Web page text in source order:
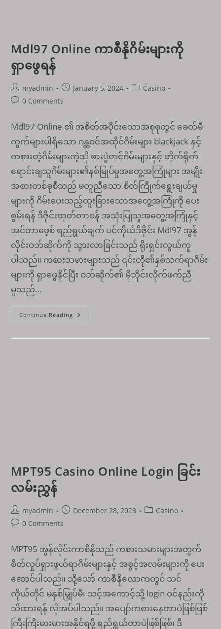
Mdl97 Online ကာစီနိုဂိမ်းများကို
ရှာဖွေရန်
Post
author:
myadmin
Post
published:
January 5, 2024
PostCasino
Post0 Comments
Mdl97 Online ၏ အစိတ်အပိုင်းသောအစုစုတွင် ခေတ်မီ
ကွက်များပါရှိသော ဂန္တဝင်အထိုင်ဂိမ်းများ blackjack နှင့်
ကစားတဲ့ဂိမ်းများကဲ့သို စားပွဲတင်ဂိမ်းများနှင့် တိုက်ရိုက်
ရောင်းချသူဂိမ်းများ၏နစ်မြုပ်မှုအတွေ့အကြုံများ အမျိုး
အစားတစ်ခုစီသည် မတူညီသော စိတ်ကြိုက်ရွေးချယ်မှု
များကို ဂိမ်းပေးသည့်ထူးခြားသောအတွေ့အကြုံကို ပေး
စွမ်းရန် ဒီဇိုင်းထုတ်တာဝန် အသုံးပြုသူအတွေ့အကြုံနှင့်
အင်တာဖေ့စ် ရည်ရွယ်ချက် ပင်ကိုယ်ဒီဇိုင်း Mdl97 အွန်
လိုင်းဝဘ်ဆိုက်ကို သွားလာခြင်းသည် ရိုးရှင်းလွယ်ကူ
ပါသည်။ ကစားသမားများသည် ၎င်းတို၏နှစ်သက်ရာဂိမ်း
များကို ရှာဖွေနိုင်ပြီး ဝဘ်ဆိုက်၏ မိုဘိုင်းလိုက်ဖက်ညီ
မှုသည်…
Continue Reading Mdl97
Online
MPT95 Casino Online Login ခြင်း
လမ်းညွှန်
Post
author:
myadmin
Post
published:
December 28, 2023
PostCasino
Post0 Comments
MPT95 အွန်လိုင်းကာစီနိုသည် ကစားသမားများအတွက်
စိတ်လှုပ်ရှားဖွယ်ရာဂိမ်းများနှင့် အခွင့်အလမ်းများကို ပေး
ဆောင်ပါသည်။ သို့သော် ကာစီနိုလောကတွင် သင်
ကိုယ်တိုင် မနှစ်မြှုပ်မီ၊ သင့်အကောင့်သို့ login ဝင်နည်းကို
သိထားရန် လိုအပ်ပါသည်။ အပျော်ကစားနေတာပဲဖြစ်ဖြစ်
ကြီးကြီးမားမားအနိုင်ရဖို့ ရည်ရွယ်တာပဲဖြစ်ဖြစ်၊ ဒီ